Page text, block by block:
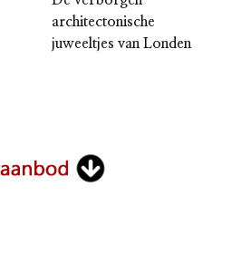
architectonische
juweeltjes van Londen